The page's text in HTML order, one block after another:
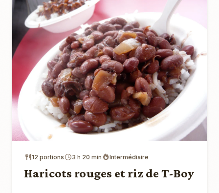
12 portions 3 h 20 min Intermédiaire
Haricots rouges et riz de T-Boy